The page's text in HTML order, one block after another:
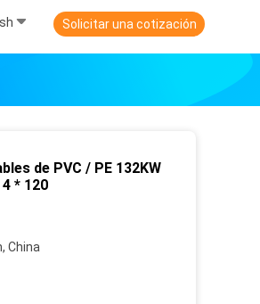
Solicitar una cotización
de PVC / PE 132KW
* 120
China